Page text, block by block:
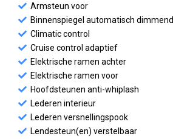
Armsteun voor
Binnenspiegel automatisch dimmend
Climatic control
Cruise control adaptief
Elektrische ramen achter
Elektrische ramen voor
Hoofdsteunen anti-whiplash
Lederen interieur
Lederen versnellingspook
Lendesteun(en) verstelbaar